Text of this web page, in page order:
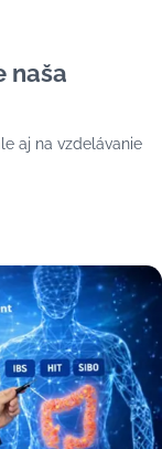
naša
aj na vzdelávanie